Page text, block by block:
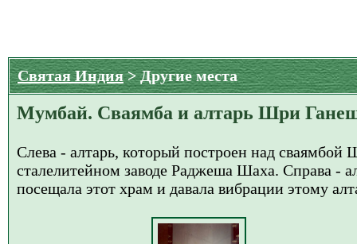
Святая Индия> Другие места
Мумбай. Сваямба и алтарь Шри
Слева - алтарь, который построен над
сталелитейном заводе Раджеша Шаха. Справа -
посещала этот храм и давала вибрации этому